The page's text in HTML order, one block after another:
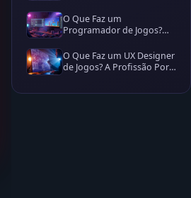
Começar
O Que Faz um
Programador de Jogos?
Como Começar
O Que Faz um UX Designer
de Jogos? A Profissão Por